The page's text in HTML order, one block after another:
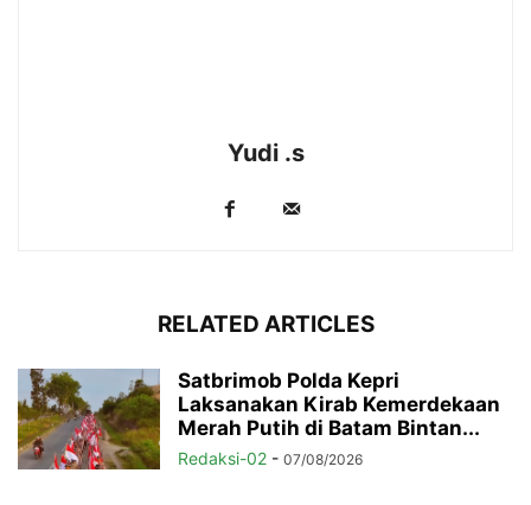
Yudi .s
RELATED ARTICLES
Satbrimob Polda Kepri
Laksanakan Kirab Kemerdekaan
Merah Putih di Batam Bintan...
Redaksi-02 - 07/08/2026